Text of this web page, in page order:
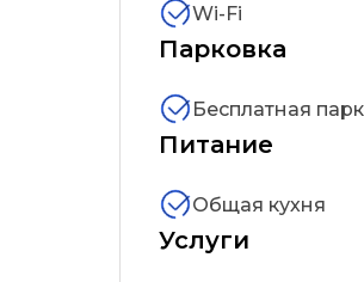
Wi-Fi
Парковка
Бесплатная
Питание
Общая кухня
Услуги